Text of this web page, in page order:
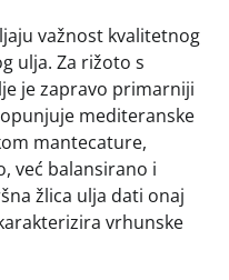
važnost kvalitetnog
ulja. Za rižoto s
je zapravo primarniji
mediteranske
mantecature,
već balansirano i
žlica ulja dati onaj
vrhunske